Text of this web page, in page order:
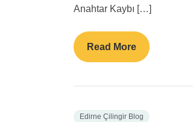
Anahtar Kaybı […]
Read More
Edirne Çilingir Blog